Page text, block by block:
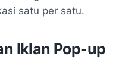
satu per satu.
Iklan Pop-up